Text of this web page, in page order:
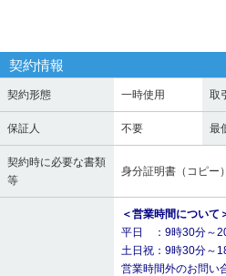
契約情報
契約形態 一時使用 取
保証人 不要 最
契約時に必要な書類
等
身分証明書（コピー）
＜営業時間について
平日 ：9時30分～
土日祝：9時30分～
営業時間外のお問い